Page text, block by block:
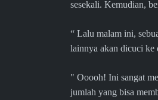
sesekali. Kemudian,
“ Lalu malam ini,
lainnya akan dicuci ke
" Ooooh! Ini sangat
jumlah yang bisa